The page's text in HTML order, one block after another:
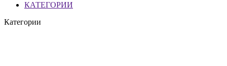
КАТЕГОРИИ
Категории